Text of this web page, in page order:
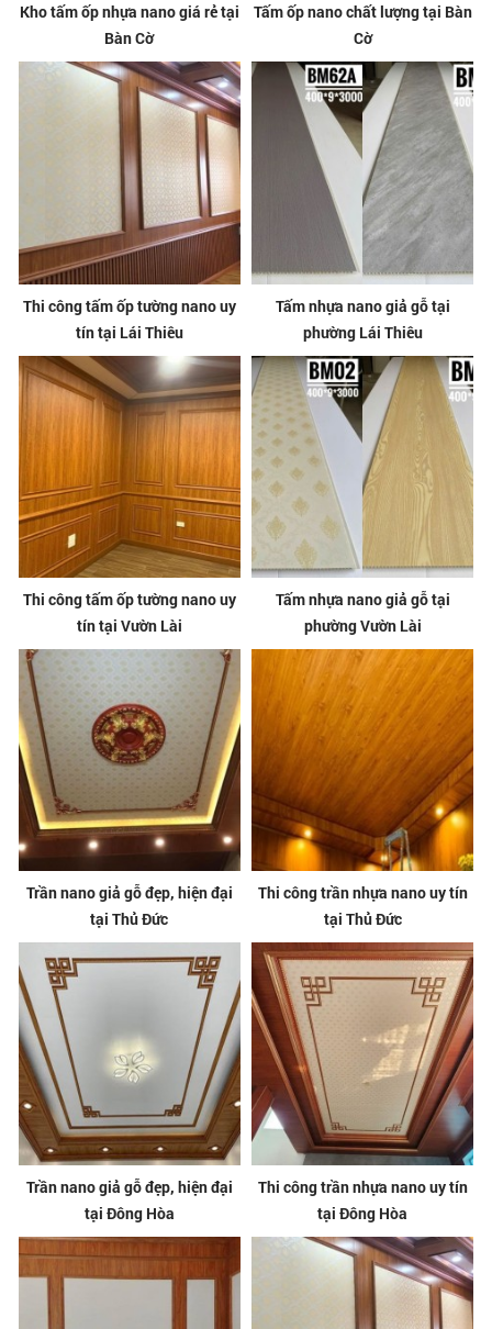
Kho tấm ốp nhựa nano giá rẻ tại
Bàn Cờ
Tấm ốp nano chất lượng tại Bàn
Cờ
Thi công tấm ốp tường nano uy
tín tại Lái Thiêu
Tấm nhựa nano giả gỗ tại
phường Lái Thiêu
Thi công tấm ốp tường nano uy
tín tại Vườn Lài
Tấm nhựa nano giả gỗ tại
phường Vườn Lài
Trần nano giả gỗ đẹp, hiện đại
tại Thủ Đức
Thi công trần nhựa nano uy tín
tại Thủ Đức
Trần nano giả gỗ đẹp, hiện đại
tại Đông Hòa
Thi công trần nhựa nano uy tín
tại Đông Hòa